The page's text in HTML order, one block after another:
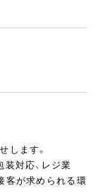
します。
装対応、レジ業
客が求められる環